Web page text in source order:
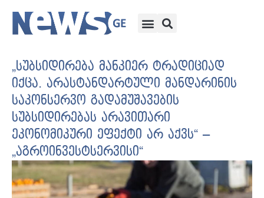
„სუბსიდირება მანკიერ ტრადიციად
იქცა. არასტანდარტული მანდარინის
საკონსერვო გადამუშავების
სუბსიდირებას არავითარი
ეკონომიკური ეფექტი არ აქვს“ –
„აგროინვესტსერვისი“